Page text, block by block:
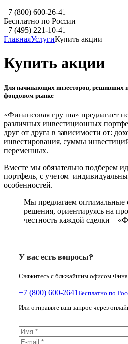
+7 (800) 600-26-41
Бесплатно по России
+7 (495) 221-10-41
ГлавнаяУслугиКупить акции
Купить акции
Для начинающих инвесторов, решивших
фондовом рынке
«Финансовая группа» предлагает
различных инвестиционных
друг от друга в зависимости от:
инвестирования, суммы
переменных.
Вместе мы обязательно подберем
портфель, с учетом
особенностей.
Мы предлагаем оптимальные
решения, ориентируясь на
честность каждой сделки –
У вас есть вопросы?
Свяжитесь с ближайшим офисом
+7 (800) 600-2641 Бесплатно по
Или отправьте ваш запрос через